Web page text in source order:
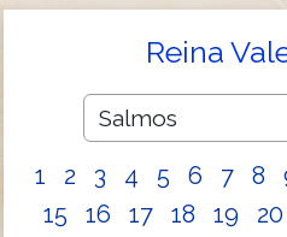
Reina
1 2 3 4 5 6 7 8
15
16 17 18 19 20